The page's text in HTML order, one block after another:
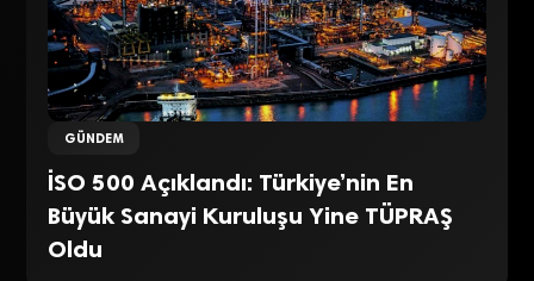
GÜNDEM
İSO 500 Açıklandı: Türkiye’nin En
Büyük Sanayi Kuruluşu Yine TÜPRAŞ
Oldu